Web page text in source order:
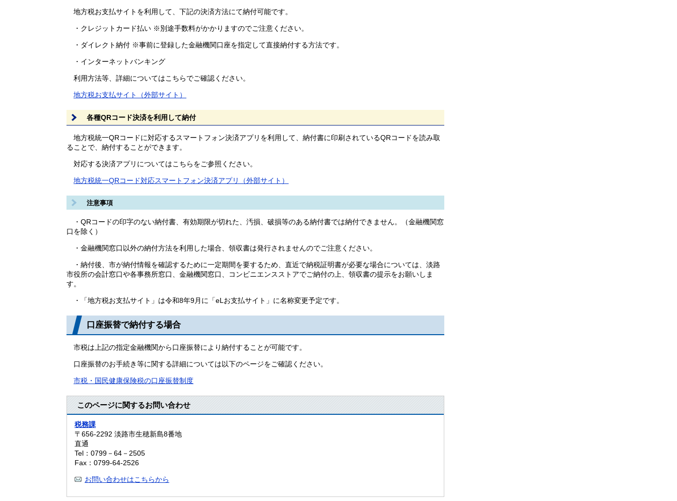
地方税お支払サイトを利用して、下記の決済方法にて納付可能です。
・クレジットカード払い ※別途手数料がかかりますのでご注意ください。
・ダイレクト納付 ※事前に登録した金融機関口座を指定して直接納付する方法です。
・インターネットバンキング
利用方法等、詳細についてはこちらでご確認ください。
地方税お支払サイト（外部サイト）
各種QRコード決済を利用して納付
地方税統一QRコードに対応するスマートフォン決済アプリを利用して、納付書に印刷されているQRコードを読み取
ることで、納付することができます。
対応する決済アプリについてはこちらをご参照ください。
地方税統一QRコード対応スマートフォン決済アプリ（外部サイト）
注意事項
・QRコードの印字のない納付書、有効期限が切れた、汚損、破損等のある納付書では納付できません。（金融機関窓
口を除く）
・金融機関窓口以外の納付方法を利用した場合、領収書は発行されませんのでご注意ください。
・納付後、市が納付情報を確認するために一定期間を要するため、直近で納税証明書が必要な場合については、淡路
市役所の会計窓口や各事務所窓口、金融機関窓口、コンビニエンスストアでご納付の上、領収書の提示をお願いしま
す。
・「地方税お支払サイト」は令和8年9月に「eLお支払サイト」に名称変更予定です。
口座振替で納付する場合
市税は上記の指定金融機関から口座振替により納付することが可能です。
口座振替のお手続き等に関する詳細については以下のページをご確認ください。
市税・国民健康保険税の口座振替制度
このページに関するお問い合わせ
税務課
〒656-2292 淡路市生穂新島8番地
直通
Tel：0799－64－2505
Fax：0799-64-2526
お問い合わせはこちらから